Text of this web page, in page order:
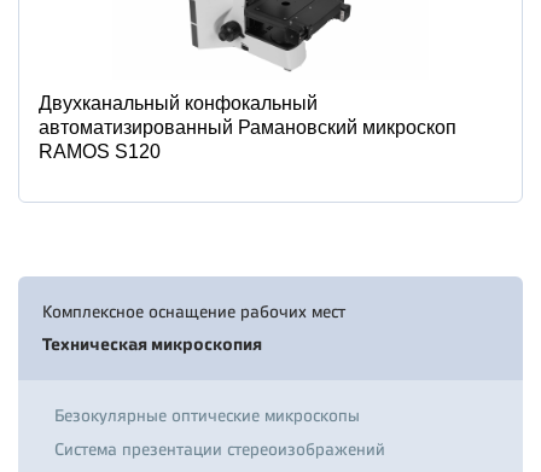
Двухканальный конфокальный
автоматизированный Рамановский микроскоп
RAMOS S120
Комплексное оснащение рабочих мест
Техническая микроскопия
Безокулярные оптические микроскопы
Система презентации стереоизображений